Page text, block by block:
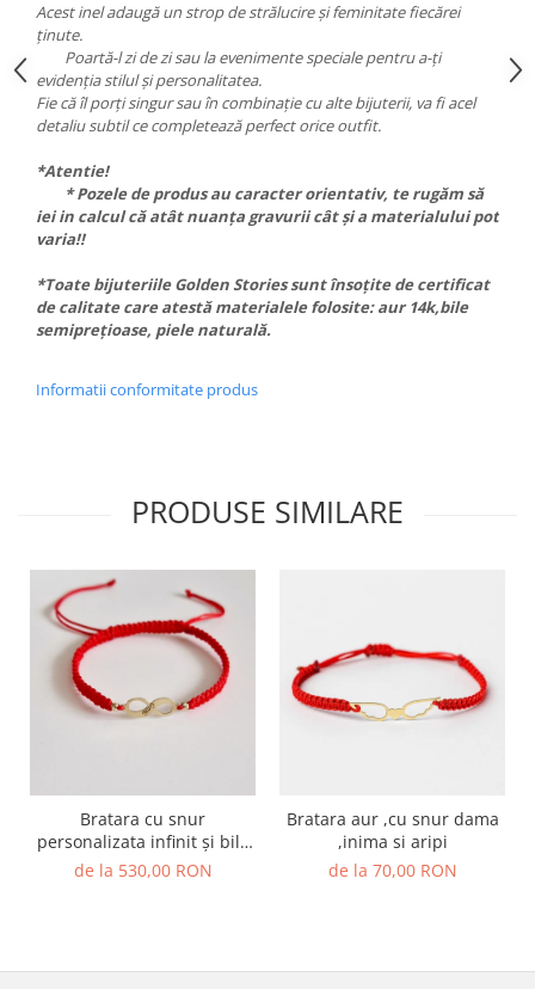
Acest inel adaugă un strop de strălucire și feminitate fiecărei
ținute.
Poartă-l zi de zi sau la evenimente speciale pentru a-ți
evidenția stilul și personalitatea.
Fie că îl porți singur sau în combinație cu alte bijuterii, va fi acel
detaliu subtil ce completează perfect orice outfit.
*Atentie!
* Pozele de produs au caracter orientativ, te rugăm să
iei in calcul că atât nuanța gravurii cât și a materialului pot
varia!!
*Toate bijuteriile Golden Stories sunt însoțite de certificat
de calitate care atestă materialele folosite: aur 14k,bile
semiprețioase, piele naturală.
Informatii conformitate produs
PRODUSE SIMILARE
Bratara cu snur
personalizata infinit și bile
de aur 14k
de la 530,00 RON
Bratara aur ,cu snur dama
,inima si aripi
de la 70,00 RON